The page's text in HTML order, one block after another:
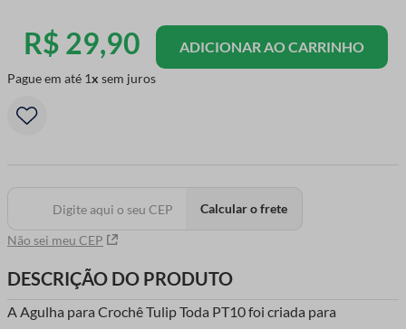
um acabamento profissional.
R$ 29,90
Pague em até 1 sem juros
ADICIONAR AO CARRINHO
Não sei meu CEP
Calcular o frete
DESCRIÇÃO DO PRODUTO
A Agulha para Crochê Tulip Toda PT10 foi criada para